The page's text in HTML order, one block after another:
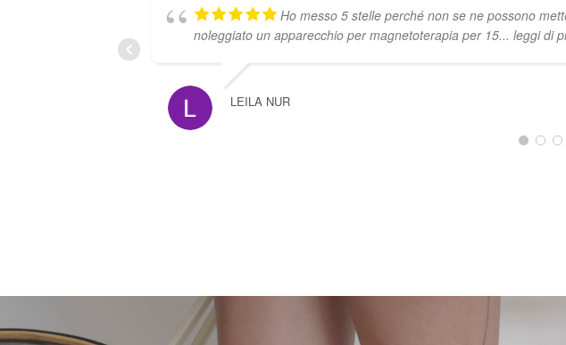
Ho messo 5 stelle perché non se ne possono
noleggiato un apparecchio per magnetoterapia per 15... leggi di
LEILA NUR